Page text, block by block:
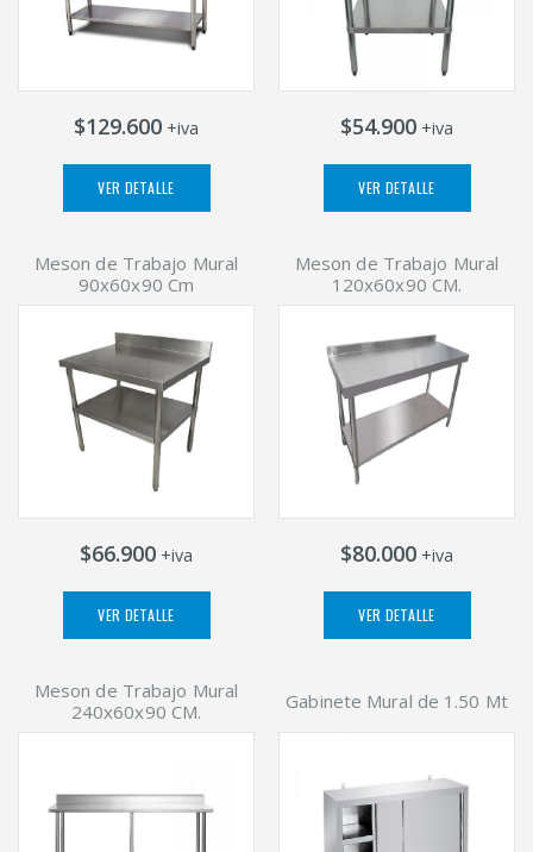
$129.600 +iva
VER DETALLE
$54.900 +iva
VER DETALLE
Meson de Trabajo Mural
90x60x90 Cm
$66.900 +iva
VER DETALLE
Meson de Trabajo Mural
120x60x90 CM.
$80.000 +iva
VER DETALLE
Meson de Trabajo Mural
240x60x90 CM.
Gabinete Mural de 1.50 Mt